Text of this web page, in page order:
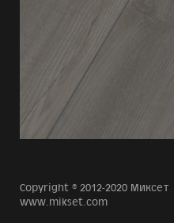
Copyright © 2012-2020 Миксет
www.mikset.com